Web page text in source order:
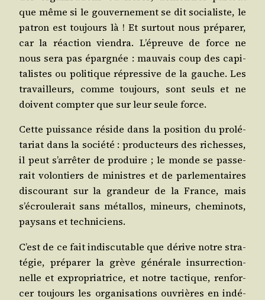
que même si le gou­ver­ne­ment se dit socia­liste, le
patron est tou­jours là ! Et sur­tout nous pré­pa­rer,
car la réac­tion vien­dra. L’épreuve de force ne
nous sera pas épar­gnée : mau­vais coup des capi­
ta­listes ou poli­tique répres­sive de la gauche. Les
tra­vailleurs, comme tou­jours, sont seuls et ne
doivent comp­ter que sur leur seule force.
Cette puis­sance réside dans la posi­tion du pro­lé­
ta­riat dans la socié­té : pro­duc­teurs des richesses,
il peut s’arrêter de pro­duire ; le monde se pas­se­
rait volon­tiers de ministres et de par­le­men­taires
dis­cou­rant sur la gran­deur de la France, mais
s’écroulerait sans métal­los, mineurs, che­mi­nots,
pay­sans et techniciens.
C’est de ce fait indis­cu­table que dérive notre stra­
té­gie, pré­pa­rer la grève géné­rale insur­rec­tion­
nelle et expro­pria­trice, et notre tac­tique, ren­for­
cer tou­jours les orga­ni­sa­tions ouvrières en indé­